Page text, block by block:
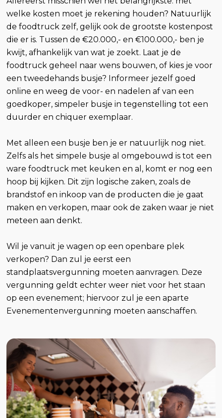
welke kosten moet je rekening houden? Natuurlijk
de foodtruck zelf, gelijk ook de grootste kostenpost
die er is. Tussen de €20.000,- en €100.000,- ben je
kwijt, afhankelijk van wat je zoekt. Laat je de
foodtruck geheel naar wens bouwen, of kies je voor
een tweedehands busje? Informeer jezelf goed
online en weeg de voor- en nadelen af van een
goedkoper, simpeler busje in tegenstelling tot een
duurder en chiquer exemplaar.
Met alleen een busje ben je er natuurlijk nog niet.
Zelfs als het simpele busje al omgebouwd is tot een
ware foodtruck met keuken en al, komt er nog een
hoop bij kijken. Dit zijn logische zaken, zoals de
brandstof en inkoop van de producten die je gaat
maken en verkopen, maar ook de zaken waar je niet
meteen aan denkt.
Wil je vanuit je wagen op een openbare plek
verkopen? Dan zul je eerst een
standplaatsvergunning moeten aanvragen. Deze
vergunning geldt echter weer niet voor het staan
op een evenement; hiervoor zul je een aparte
Evenementenvergunning moeten aanschaffen.